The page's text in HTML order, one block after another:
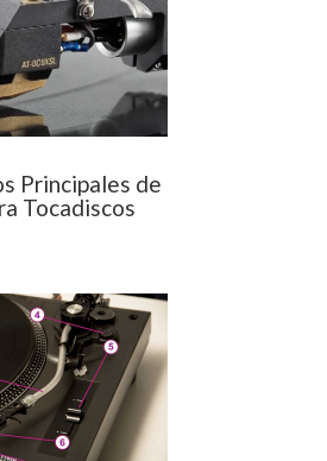
Principales de
Tocadiscos